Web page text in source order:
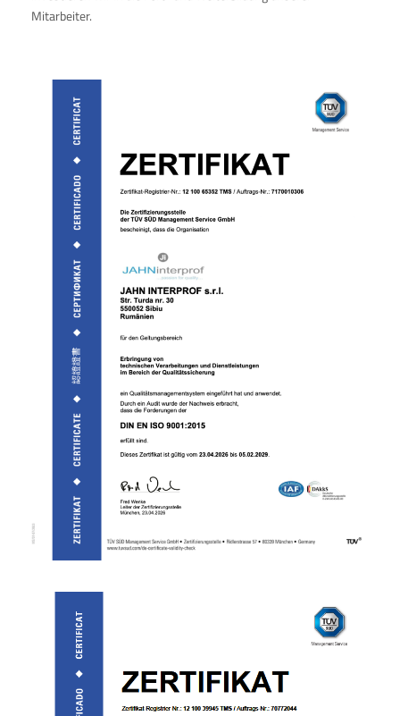
Mitarbeiter.